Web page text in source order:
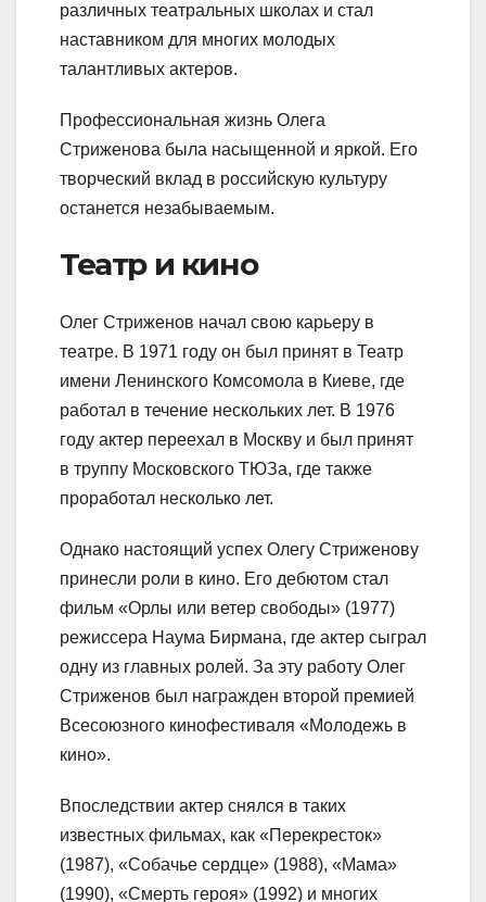
различных театральных школах и стал
наставником для многих молодых
талантливых актеров.
Профессиональная жизнь Олега
Стриженова была насыщенной и яркой. Его
творческий вклад в российскую культуру
останется незабываемым.
Театр и кино
Олег Стриженов начал свою карьеру в
театре. В 1971 году он был принят в Театр
имени Ленинского Комсомола в Киеве, где
работал в течение нескольких лет. В 1976
году актер переехал в Москву и был принят
в труппу Московского ТЮЗа, где также
проработал несколько лет.
Однако настоящий успех Олегу Стриженову
принесли роли в кино. Его дебютом стал
фильм «Орлы или ветер свободы» (1977)
режиссера Наума Бирмана, где актер сыграл
одну из главных ролей. За эту работу Олег
Стриженов был награжден второй премией
Всесоюзного кинофестиваля «Молодежь в
кино».
Впоследствии актер снялся в таких
известных фильмах, как «Перекресток»
(1987), «Собачье сердце» (1988), «Мама»
(1990), «Смерть героя» (1992) и многих